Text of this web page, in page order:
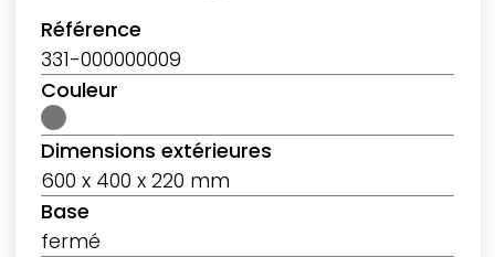
Référence
331-000000009
Couleur
Dimensions extérieures
600 x 400 x 220 mm
Base
fermé